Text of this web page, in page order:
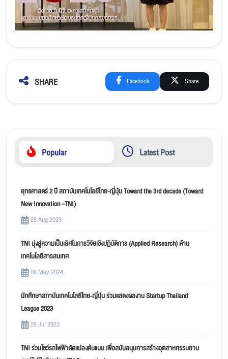
SHARE Facebook Share
Popular Latest Post
ยุทธศาสตร์ 2 ปี สถาบันเทคโนโลยีไทย-ญี่ปุ่น Toward the 3rd decade (Toward
New Innovation –TNI)
28 Aug 2023
TNI มุ่งสู่ความเป็นเลิศในการวิจัยเชิงปฏิบัติการ (Applied Research) ด้าน
เทคโนโลยีสารสนเทศ
08 May 2024
นักศึกษาสถาบันเทคโนโลยีไทย-ญี่ปุ่น ร่วมแสดงผลงาน Startup Thailand
League 2023
26 Jul 2023
TNI ร่วมโชว์รถไฟฟ้าดัดแปลงต้นแบบ เพื่อสนับสนุนการสร้างอุตสาหกรรมยาน